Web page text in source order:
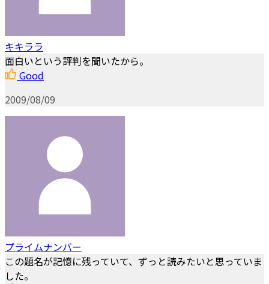
キキララ
面白いという評判を聞いたから。
Good
2009/08/09
プライムナンバー
この題名が記憶に残っていて、ずっと読みたいと思っていま
した。